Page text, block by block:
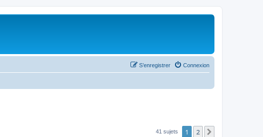
Connexion
S’enregistrer
41 sujets 1 2